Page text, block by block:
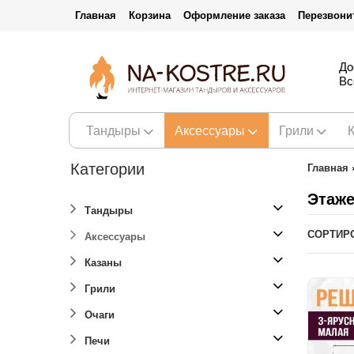
Главная Корзина Оформление заказа
Тандыры Аксессуары Грили
Категории
Тандыры
Аксессуары
Казаны
Грили
Очаги
Печи
Главная